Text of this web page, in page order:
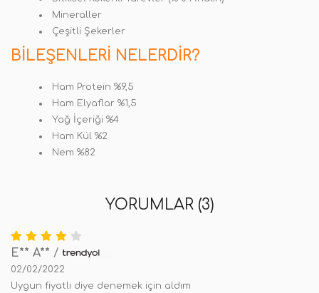
Mineraller
Çeşitli Şekerler
BILEŞENLERI NELERDIR?
Ham Protein %9,5
Ham Elyaflar %1,5
Yağ İçeriği %4
Ham Kül %2
Nem %82
YORUMLAR (3)
E** A** /
02/02/2022
Uygun fiyatlı diye denemek için aldım